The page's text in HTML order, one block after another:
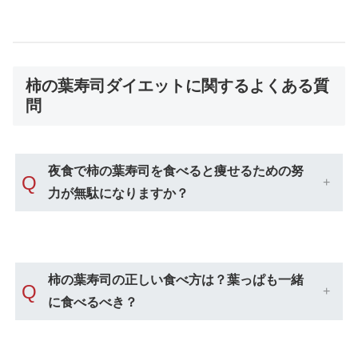
柿の葉寿司ダイエットに関するよくある質
問
Q
夜食で柿の葉寿司を食べると痩せるための努
力が無駄になりますか？
Q
柿の葉寿司の正しい食べ方は？葉っぱも一緒
に食べるべき？